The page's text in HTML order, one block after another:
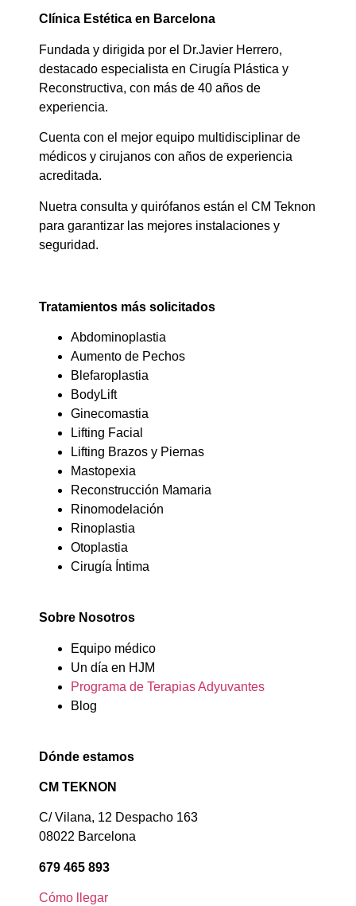
Clínica Estética en Barcelona
Fundada y dirigida por el Dr.Javier Herrero,
destacado especialista en Cirugía Plástica y
Reconstructiva, con más de 40 años de
experiencia.
Cuenta con el mejor equipo multidisciplinar de
médicos y cirujanos con años de experiencia
acreditada.
Nuetra consulta y quirófanos están el CM Teknon
para garantizar las mejores instalaciones y
seguridad.
Tratamientos más solicitados
Abdominoplastia
Aumento de Pechos
Blefaroplastia
BodyLift
Ginecomastia
Lifting Facial
Lifting Brazos y Piernas
Mastopexia
Reconstrucción Mamaria
Rinomodelación
Rinoplastia
Otoplastia
Cirugía Íntima
Sobre Nosotros
Equipo médico
Un día en HJM
Programa de Terapias Adyuvantes
Blog
Dónde estamos
CM TEKNON
C/ Vilana, 12 Despacho 163
08022 Barcelona
679 465 893
Cómo llegar